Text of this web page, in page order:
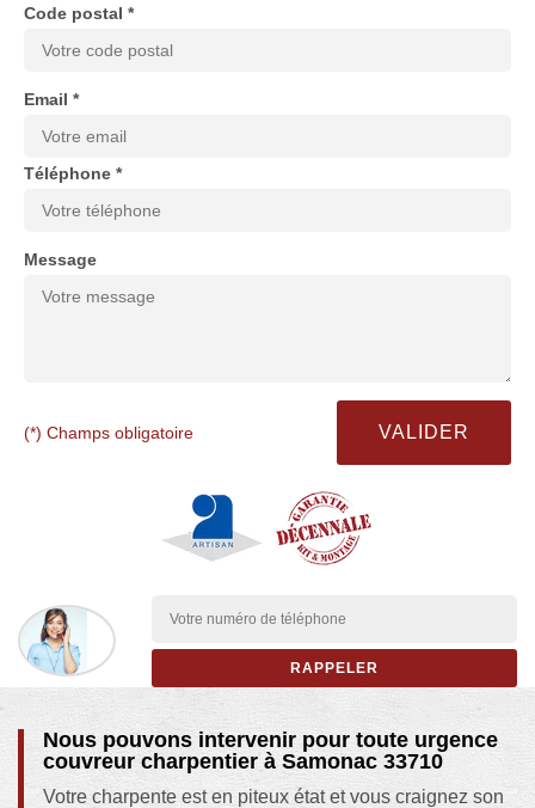
Code postal *
Email *
Téléphone *
Message
(*) Champs obligatoire
Nous pouvons intervenir pour toute urgence
couvreur charpentier à Samonac 33710
Votre charpente est en piteux état et vous craignez son